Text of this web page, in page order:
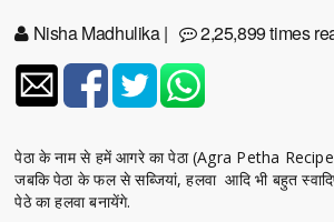
Nisha Madhulika| 2,25,899 times
पेठा के नाम से हमें आगरे का पेठा (Agra Petha
जबकि पेठा के फल से सब्जियां, हलवा आदि भी बहुत
पेठे का हलवा बनायेंगे.